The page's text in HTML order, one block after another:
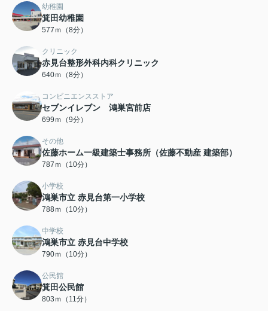
幼稚園
箕田幼稚園
577ｍ（8分）
クリニック
赤見台整形外科内科クリニック
640ｍ（8分）
コンビニエンスストア
セブンイレブン 鴻巣宮前店
699ｍ（9分）
その他
佐藤ホーム一級建築士事務所（佐藤不動産 建築部）
787ｍ（10分）
小学校
鴻巣市立 赤見台第一小学校
788ｍ（10分）
中学校
鴻巣市立 赤見台中学校
790ｍ（10分）
公民館
箕田公民館
803ｍ（11分）